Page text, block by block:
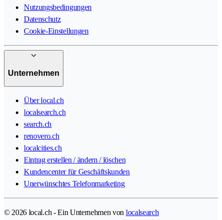
Nutzungsbedingungen
Datenschutz
Cookie-Einstellungen
Unternehmen
Über local.ch
localsearch.ch
search.ch
renovero.ch
localcities.ch
Eintrag erstellen / ändern / löschen
Kundencenter für Geschäftskunden
Unerwünschtes Telefonmarketing
© 2026 local.ch - Ein Unternehmen von localsearch